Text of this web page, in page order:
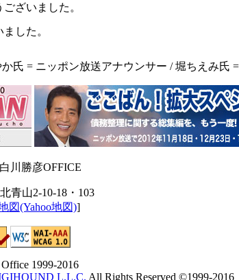
ざいました。
した。
か氏 = ニッポン放送アナウンサー / 堀ちえみ氏
川勝彦OFFICE
青山2-10-18・103
図(Yahoo地図)]
1999-2016
L.L.C. All Rights Reserved ©1999-2016